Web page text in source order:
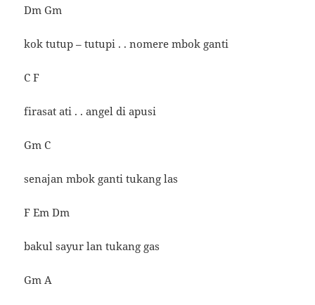
Dm Gm
kok tutup – tutupi . . nomere mbok ganti
C F
firasat ati . . angel di apusi
Gm C
senajan mbok ganti tukang las
F Em Dm
bakul sayur lan tukang gas
Gm A